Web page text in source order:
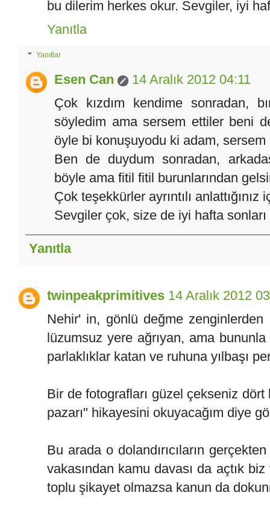
bu dilerim herkes okur. Sevgiler, iyi
Yanıtla
Yanıtlar
Esen Can
14 Aralık 2012 04:11
Çok kızdım kendime sonradan,
söyledim ama sersem ettiler beni
öyle bi konuşuyodu ki adam,
Ben de duydum sonradan,
böyle ama fitil fitil burunlarından
Çok teşekkürler ayrıntılı
Sevgiler çok, size de iyi hafta sonları
Yanıtla
twinpeakprimitives 14 Aralık 2012
Nehir' in, gönlü değme
lüzumsuz yere ağrıyan, ama
parlaklıklar katan ve ruhuna yılbaşı
Bir de fotografları güzel çekseniz
pazarı" hikayesini okuyacağım diye
Bu arada o dolandırıcıların
vakasından kamu davası da açtık
toplu şikayet olmazsa kanun da